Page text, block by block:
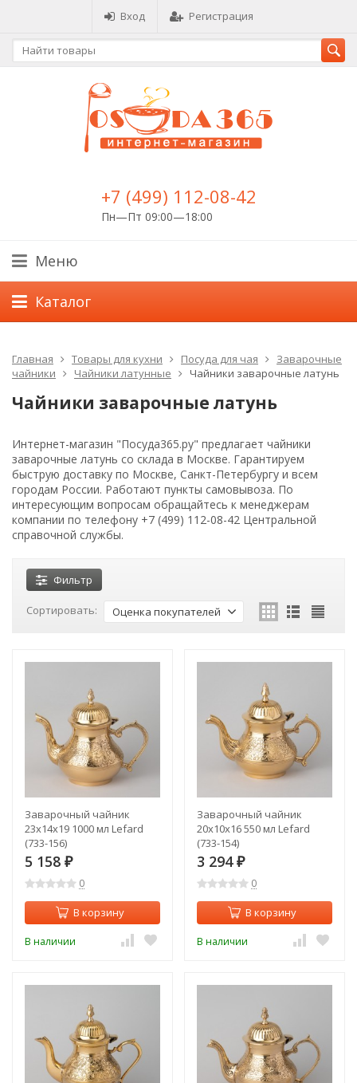
Вход Регистрация
+7 (499) 112-08-42
Пн—Пт 09:00—18:00
Меню
Каталог
Главная Товары для кухни Посуда для чая
Заварочные
чайники
Чайники латунные Чайники заварочные латунь
Чайники заварочные латунь
Интернет-магазин "Посуда365.ру" предлагает чайники
заварочные латунь со склада в Москве. Гарантируем
быструю доставку по Москве, Санкт-Петербургу и всем
городам России. Работают пункты самовывоза. По
интересующим вопросам обращайтесь к менеджерам
компании по телефону +7 (499) 112-08-42 Центральной
справочной службы.
Фильтр
Сортировать: Оценка покупателей
Заварочный чайник
23x14x19 1000 мл Lefard
(733-156)
5 158 ₽
0
В корзину
В наличии
Заварочный чайник
20x10x16 550 мл Lefard
(733-154)
3 294 ₽
0
В корзину
В наличии